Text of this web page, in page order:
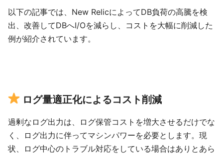
以下の記事では、New RelicによってDB負荷の高騰を検
出、改善してDBへI/Oを減らし、コストを大幅に削減した
例が紹介されています。
ログ量適正化によるコスト削減
過剰なログ出力は、ログ保管コストを増大させるだけでな
く、ログ出力に伴ってマシンパワーを必要とします。現
状、ログ中心のトラブル対応をしている場合はありとあら